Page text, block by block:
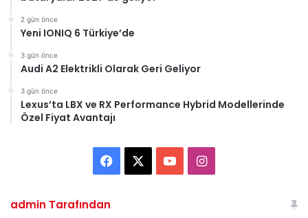
2 gün önce
Yeni IONIQ 6 Türkiye’de
3 gün önce
Audi A2 Elektrikli Olarak Geri Geliyor
3 gün önce
Lexus’ta LBX ve RX Performance Hybrid Modellerinde
Özel Fiyat Avantajı
Facebook YouTubeInstagram
admin Tarafından